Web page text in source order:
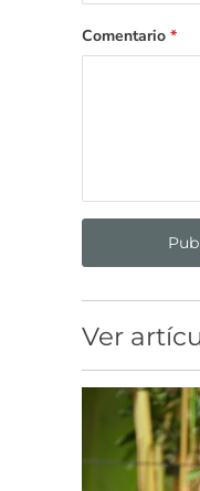
Comentario *
Ver